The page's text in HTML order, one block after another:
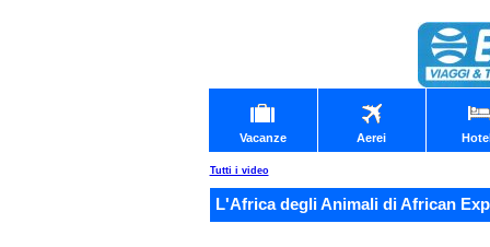
Vacanze Aerei
Tutti i video
L'Africa degli Animali di African